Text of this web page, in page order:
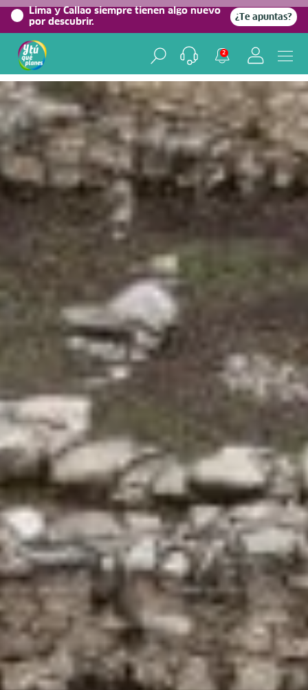
Lima y Callao siempre tienen algo nuevo
por descubrir.
¿Te apuntas?
2
Home/Blog viajero